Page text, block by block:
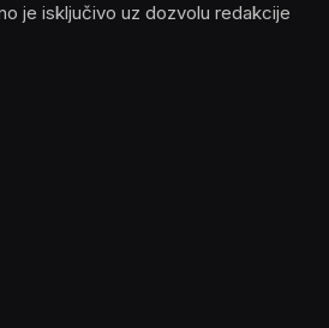
je isključivo uz dozvolu redakcije